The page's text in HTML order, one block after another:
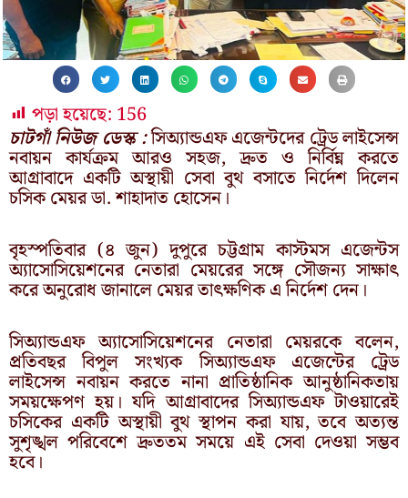
পড়া হয়েছে: 156
চাটগাঁ নিউজ ডেস্ক :সিঅ্যান্ডএফ এজেন্টদের ট্রেড লাইসেন্স
নবায়ন কার্যক্রম আরও সহজ, দ্রুত ও নির্বিঘ্ন করতে
আগ্রাবাদে একটি অস্থায়ী সেবা বুথ বসাতে নির্দেশ দিলেন
চসিক মেয়র ডা. শাহাদাত হোসেন।
বৃহস্পতিবার (৪ জুন) দুপুরে চট্টগ্রাম কাস্টমস এজেন্টস
অ্যাসোসিয়েশনের নেতারা মেয়রের সঙ্গে সৌজন্য সাক্ষাৎ
করে অনুরোধ জানালে মেয়র তাৎক্ষণিক এ নির্দেশ দেন।
সিঅ্যান্ডএফ অ্যাসোসিয়েশনের নেতারা মেয়রকে বলেন,
প্রতিবছর বিপুল সংখ্যক সিঅ্যান্ডএফ এজেন্টের ট্রেড
লাইসেন্স নবায়ন করতে নানা প্রাতিষ্ঠানিক আনুষ্ঠানিকতায়
সময়ক্ষেপণ হয়। যদি আগ্রাবাদের সিঅ্যান্ডএফ টাওয়ারেই
চসিকের একটি অস্থায়ী বুথ স্থাপন করা যায়, তবে অত্যন্ত
সুশৃঙ্খল পরিবেশে দ্রুততম সময়ে এই সেবা দেওয়া সম্ভব
হবে।